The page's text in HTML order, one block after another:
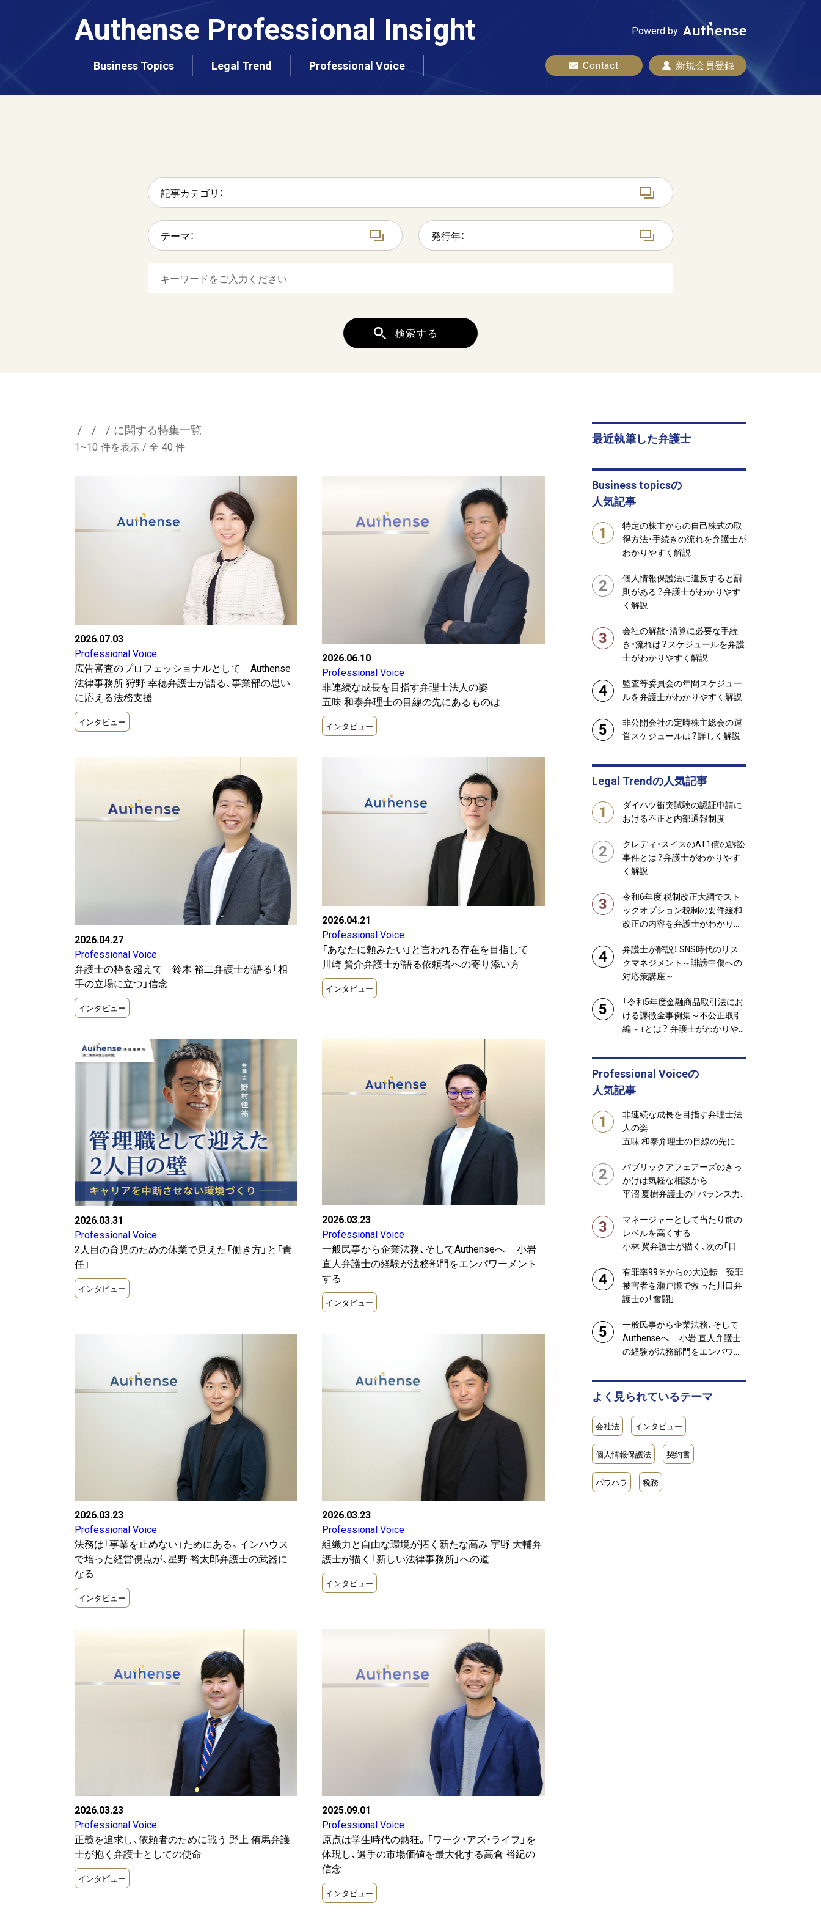
Authense Professional Insight Powerd by
Business Topics Legal Trend Professional Voice Contact 新規会員登録
選択してください。複数選択可。 条件をクリアする
BusinessTopics Legal Trend Professional Voice
選択してください。複数選択可。 すべて 条件をクリアする
ガバナンス
セミナーレポート その他 デジタル
パワハラ 会社法
労務
税務 解決事例
訴訟
選択してください。複数選択可。 すべて
2020 2022
2024 2026
記事カテゴリ：
テーマ： 発行年：
に関する特集一覧
1~10 件を表示 / 全 40 件
2026.07.03
Professional Voice
広告審査のプロフェッショナルとして Authense
法律事務所 狩野 幸穂弁護士が語る、事業部の思い
に応える法務支援
インタビュー
2026.06.10
Professional Voice
非連続な成長を目指す弁理士法人の姿
五味 和泰弁理士の目線の先にあるものは
インタビュー
2026.04.27
Professional Voice
弁護士の枠を超えて 鈴木 裕二弁護士が語る「相
手の立場に立つ」信念
インタビュー
2026.04.21
Professional Voice
「あなたに頼みたい」と言われる存在を目指して
川崎 賢介弁護士が語る依頼者への寄り添い方
インタビュー
2026.03.31
Professional Voice
2人目の育児のための休業で見えた「働き方」と「責
任」
インタビュー
2026.03.23
Professional Voice
一般民事から企業法務、そしてAuthenseへ 小岩
直人弁護士の経験が法務部門をエンパワーメント
する
インタビュー
2026.03.23
Professional Voice
法務は「事業を止めない」ためにある。インハウス
で培った経営視点が、星野 裕太郎弁護士の武器に
なる
インタビュー
2026.03.23
Professional Voice
組織力と自由な環境が拓く新たな高み 宇野 大輔弁
護士が描く「新しい法律事務所」への道
インタビュー
2026.03.23
Professional Voice
正義を追求し、依頼者のために戦う 野上 侑馬弁護
士が抱く弁護士としての使命
インタビュー
2025.09.01
Professional Voice
原点は学生時代の熱狂。「ワーク・アズ・ライフ」を
体現し、選手の市場価値を最大化する高倉 裕紀の
信念
インタビュー
最近執筆した弁護士
Business topicsの
人気記事
1
特定の株主からの自己株式の取
得方法・手続きの流れを弁護士が
わかりやすく解説
2
個人情報保護法に違反すると罰
則がある？弁護士がわかりやす
く解説
3
会社の解散・清算に必要な手続
き・流れは？スケジュールを弁護
士がわかりやすく解説
4
監査等委員会の年間スケジュー
ルを弁護士がわかりやすく解説
5
非公開会社の定時株主総会の運
営スケジュールは？詳しく解説
Legal Trendの人気記事
1
ダイハツ衝突試験の認証申請に
おける不正と内部通報制度
2
クレディ・スイスのAT1債の訴訟
事件とは？弁護士がわかりやす
く解説
3
令和6年度 税制改正大綱でスト
ックオプション税制の要件緩和
改正の内容を弁護士がわかりや
4
弁護士が解説！ SNS時代のリス
クマネジメント～誹謗中傷への
対応策講座～
5
「令和5年度金融商品取引法にお
ける課徴金事例集～不公正取引
編～」とは？ 弁護士がわかりや
Professional Voiceの
人気記事
1
非連続な成長を目指す弁理士法
人の姿
五味 和泰弁理士の目線の先にあ
2
パブリックアフェアーズのきっ
かけは気軽な相談から
平沼 夏樹弁護士の「バランス力」
3
マネージャーとして当たり前の
レベルを高くする
小林 翼弁護士が描く、次の「日本
4
有罪率99％からの大逆転 冤罪
被害者を瀬戸際で救った川口弁
護士の「奮闘」
5
一般民事から企業法務、そして
Authenseへ 小岩 直人弁護士
の経験が法務部門をエンパワー
よく見られているテーマ
会社法 インタビュー
個人情報保護法 契約書
パワハラ 税務